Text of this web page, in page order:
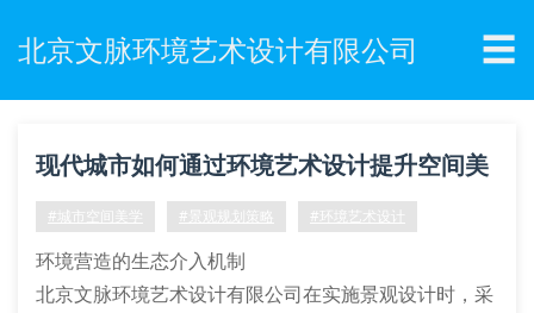
北京文脉环境艺术设计有限公司 ☰
现代城市如何通过环境艺术设计提升空间美
学价值？
#城市空间美学 #景观规划策略 #环境艺术设计
环境营造的生态介入机制
北京文脉环境艺术设计有限公司在实施景观设计时，采